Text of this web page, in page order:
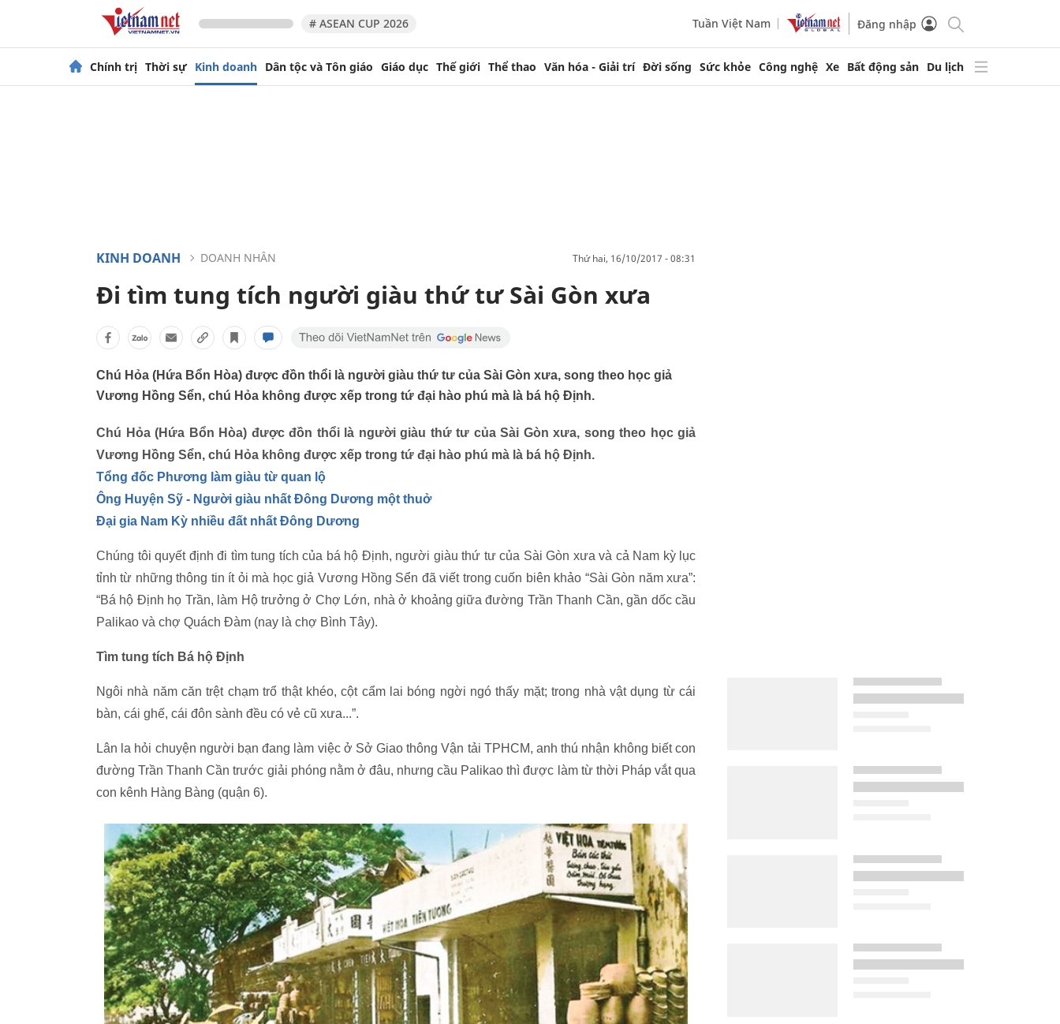
# ASEAN CUP 2026 Tuần Việt Nam Đăng nhập
Chính trị Thời sự Kinh doanh Dân tộc và Tôn giáo Giáo dục Thế giới Thể thao Văn hóa - Giải trí Đời sống Sức khỏe Công nghệ Xe Bất động sản Du lịch
KINH DOANH DOANH NHÂN thứ hai, 16/10/2017 - 08:31
Đi tìm tung tích người giàu thứ tư Sài Gòn xưa
Chú Hỏa (Hứa Bổn Hòa) được đồn thổi là người giàu thứ tư của Sài Gòn xưa, song theo học giả
Vương Hồng Sển, chú Hỏa không được xếp trong tứ đại hào phú mà là bá hộ Định.
Chú Hỏa (Hứa Bổn Hòa) được đồn thổi là người giàu thứ tư của Sài Gòn xưa, song theo học giả
Vương Hồng Sển, chú Hỏa không được xếp trong tứ đại hào phú mà là bá hộ Định.
Tổng đốc Phương làm giàu từ quan lộ
Ông Huyện Sỹ - Người giàu nhất Đông Dương một thuở
Đại gia Nam Kỳ nhiều đất nhất Đông Dương
Chúng tôi quyết định đi tìm tung tích của bá hộ Định, người giàu thứ tư của Sài Gòn xưa và cả Nam kỳ lục
tỉnh từ những thông tin ít ỏi mà học giả Vương Hồng Sển đã viết trong cuốn biên khảo “Sài Gòn năm xưa”:
“Bá hộ Định họ Trần, làm Hộ trưởng ở Chợ Lớn, nhà ở khoảng giữa đường Trần Thanh Cần, gần dốc cầu
Palikao và chợ Quách Đàm (nay là chợ Bình Tây).
Tìm tung tích Bá hộ Định
Ngôi nhà năm căn trệt chạm trổ thật khéo, cột cẩm lai bóng ngời ngó thấy mặt; trong nhà vật dụng từ cái
bàn, cái ghế, cái đôn sành đều có vẻ cũ xưa...”.
Lân la hỏi chuyện người bạn đang làm việc ở Sở Giao thông Vận tải TPHCM, anh thú nhận không biết con
đường Trần Thanh Cần trước giải phóng nằm ở đâu, nhưng cầu Palikao thì được làm từ thời Pháp vắt qua
con kênh Hàng Bàng (quận 6).